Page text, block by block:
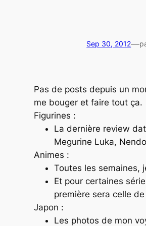
Sep 30, 2012—
Pas de posts depuis un
me bouger et faire tout ça.
Figurines :
La dernière review
Megurine Luka,
Animes :
Toutes les semaines,
Et pour certaines
première sera celle
Japon :
Les photos de mon